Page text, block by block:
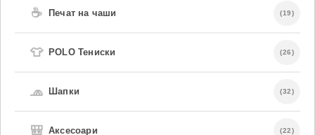
☕ Печат на чаши (19)
👕 POLO Тениски (26)
🧢 Шапки (32)
🎒 Аксесоари (22)